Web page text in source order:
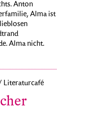
Anton
Alma ist
Alma nicht.
Literaturcafé